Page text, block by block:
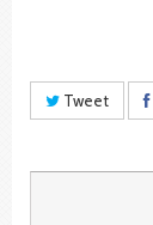
Tweet